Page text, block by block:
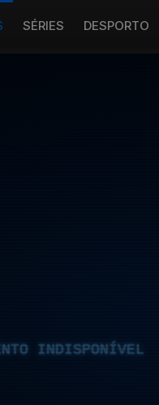
SÉRIES DESPORTO
INDISPONÍVEL